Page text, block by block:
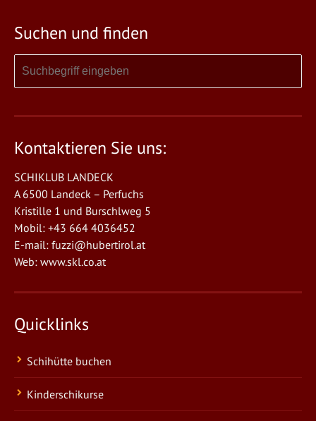
Suchen und finden
Kontaktieren Sie uns:
SCHIKLUB LANDECK
A 6500 Landeck – Perfuchs
Kristille 1 und Burschlweg 5
Mobil: +43 664 4036452
E-mail: fuzzi@hubertirol.at
Web: www.skl.co.at
Quicklinks
Schihütte buchen
Kinderschikurse